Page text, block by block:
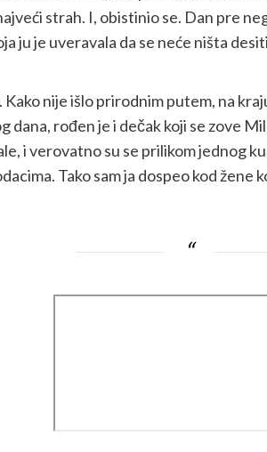
strah. I, obistinio se. Dan pre
ju je uveravala da se neće ništa
nije išlo prirodnim putem, na
dana, rođen je i dečak koji se zove
i verovatno su se prilikom jednog
Tako sam ja dospeo kod žene